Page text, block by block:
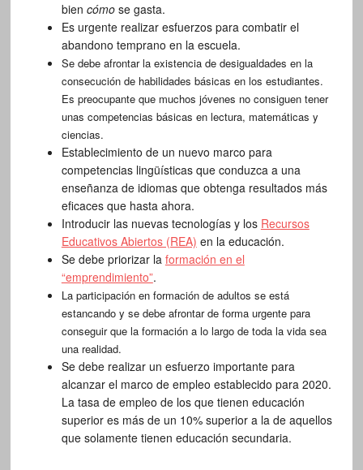
bien cómose gasta.
Es urgente realizar esfuerzos para combatir el
abandono temprano en la escuela.
Se debe afrontar la existencia de desigualdades en la
consecución de habilidades básicas en los estudiantes.
Es preocupante que muchos jóvenes no consiguen tener
unas competencias básicas en lectura, matemáticas y
ciencias.
Establecimiento de un nuevo marco para
competencias lingüísticas que conduzca a una
enseñanza de idiomas que obtenga resultados más
eficaces que hasta ahora.
Introducir las nuevas tecnologías y los Recursos
Educativos Abiertos (REA) en la educación.
Se debe priorizar la formación en el
“emprendimiento”.
La participación en formación de adultos se está
estancando y se debe afrontar de forma urgente para
conseguir que la formación a lo largo de toda la vida sea
una realidad.
Se debe realizar un esfuerzo importante para
alcanzar el marco de empleo establecido para 2020.
La tasa de empleo de los que tienen educación
superior es más de un 10% superior a la de aquellos
que solamente tienen educación secundaria.